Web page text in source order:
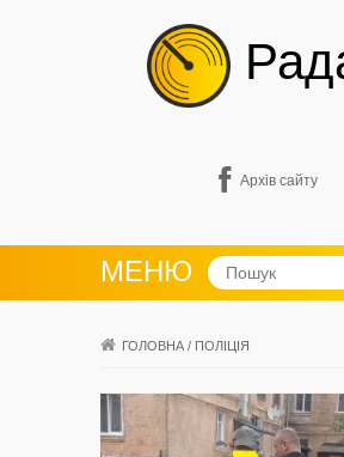
Архів сайту
МЕНЮ
ГОЛОВНА / ПОЛІЦІЯ